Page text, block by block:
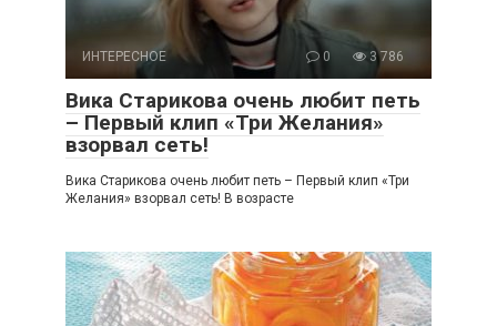
ИНТЕРЕСНОЕ 0 3 786
Вика Старикова очень любит петь
– Первый клип «Три Желания»
взорвал сеть!
Вика Старикова очень любит петь – Первый клип «Три
Желания» взорвал сеть! В возрасте